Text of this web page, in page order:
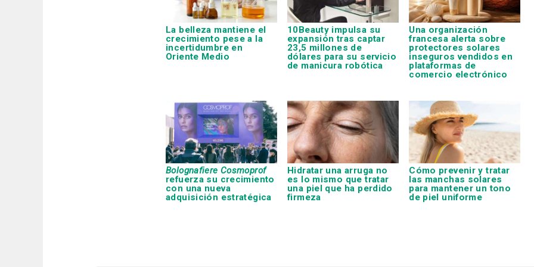
La belleza mantiene el
crecimiento pese a la
incertidumbre en
Oriente Medio
10Beauty impulsa su
expansión tras captar
23,5 millones de
dólares para su servicio
de manicura robótica
Una organización
francesa alerta sobre
protectores solares
inseguros vendidos en
plataformas de
comercio electrónico
Bolognafiere Cosmoprof
refuerza su crecimiento
con una nueva
adquisición estratégica
Hidratar una arruga no
es lo mismo que tratar
una piel que ha perdido
firmeza
Cómo prevenir y tratar
las manchas solares
para mantener un tono
de piel uniforme